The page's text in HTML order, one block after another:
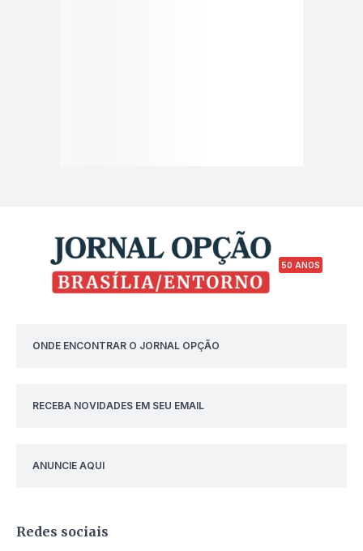
50 ANOS
ONDE ENCONTRAR O JORNAL OPÇÃO
RECEBA NOVIDADES EM SEU EMAIL
ANUNCIE AQUI
Redes sociais